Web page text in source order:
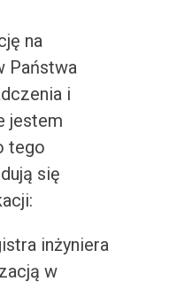
na
Państwa
i
jestem
tego
się
inżyniera
w